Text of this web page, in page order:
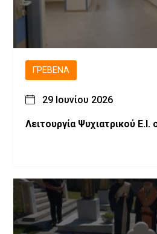
ΓΡΕΒΕΝΆ
29 Ιουνίου 2026
Λειτουργία Ψυχιατρικού